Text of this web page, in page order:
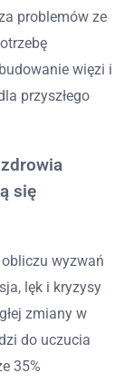
problemów ze
więzi i
przyszłego
się
wyzwań
lęk i kryzysy
zmiany w
do uczucia
35%